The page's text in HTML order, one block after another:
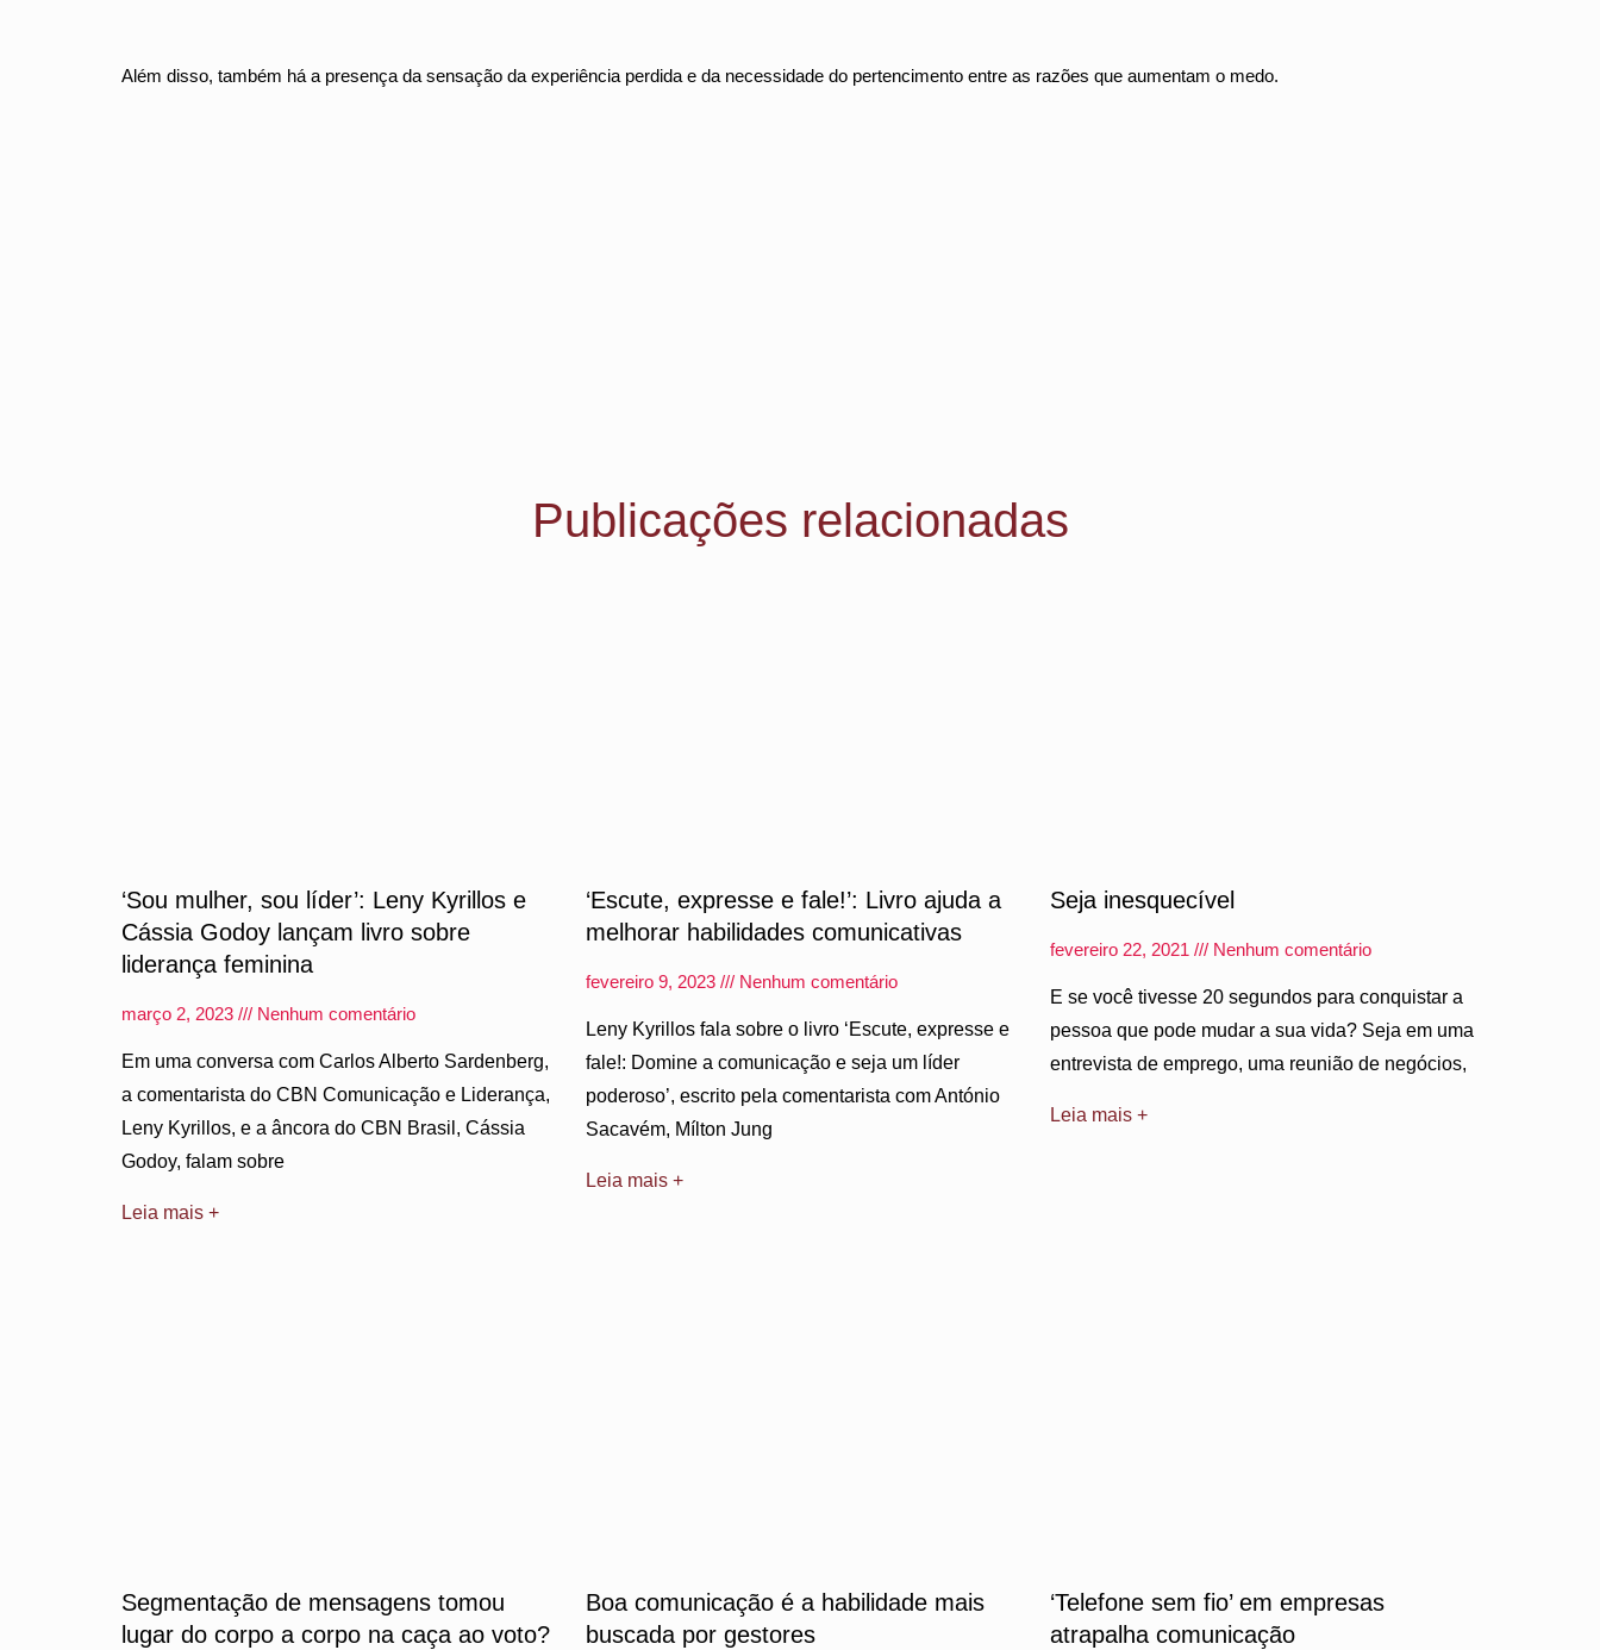
Além disso, também há a presença da sensação da experiência perdida e da necessidade do pertencimento entre as razões que aumentam o medo.
Publicações relacionadas
‘Sou mulher, sou líder’: Leny Kyrillos e
Cássia Godoy lançam livro sobre
liderança feminina
março 2, 2023 Nenhum comentário
Em uma conversa com Carlos Alberto Sardenberg,
a comentarista do CBN Comunicação e Liderança,
Leny Kyrillos, e a âncora do CBN Brasil, Cássia
Godoy, falam sobre
Leia mais +
‘Escute, expresse e fale!’: Livro ajuda a
melhorar habilidades comunicativas
fevereiro 9, 2023 Nenhum comentário
Leny Kyrillos fala sobre o livro ‘Escute, expresse e
fale!: Domine a comunicação e seja um líder
poderoso’, escrito pela comentarista com António
Sacavém, Mílton Jung
Leia mais +
Seja inesquecível
fevereiro 22, 2021 Nenhum comentário
E se você tivesse 20 segundos para conquistar a
pessoa que pode mudar a sua vida? Seja em uma
entrevista de emprego, uma reunião de negócios,
Leia mais +
Segmentação de mensagens tomou
lugar do corpo a corpo na caça ao voto?
Boa comunicação é a habilidade mais
buscada por gestores
‘Telefone sem fio’ em empresas
atrapalha comunicação